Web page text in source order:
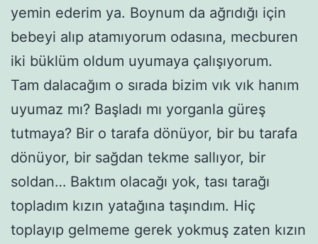
yemin ederim ya. Boynum da ağrıdığı için
bebeyi alıp atamıyorum odasına, mecburen
iki büklüm oldum uyumaya çalışıyorum.
Tam dalacağım o sırada bizim vık vık hanım
uyumaz mı? Başladı mı yorganla güreş
tutmaya? Bir o tarafa dönüyor, bir bu tarafa
dönüyor, bir sağdan tekme sallıyor, bir
soldan… Baktım olacağı yok, tası tarağı
topladım kızın yatağına taşındım. Hiç
toplayıp gelmeme gerek yokmuş zaten kızın